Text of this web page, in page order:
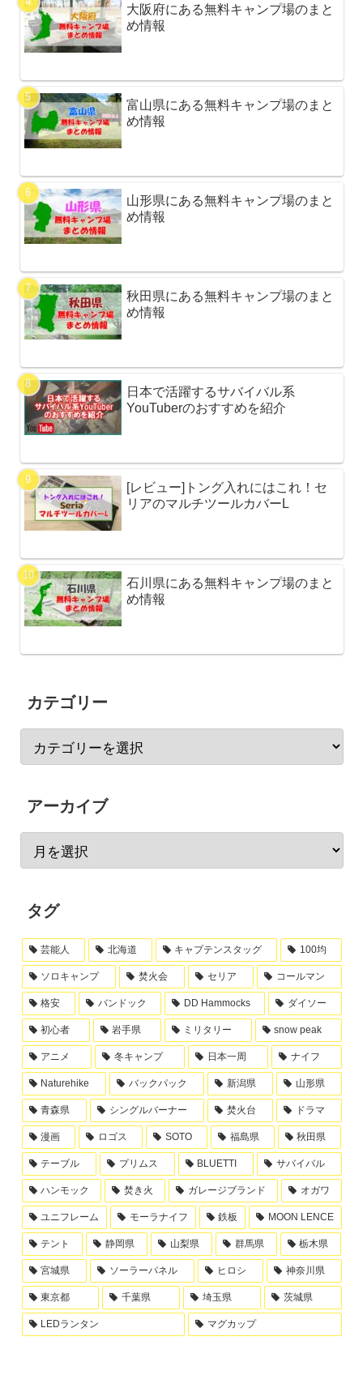
大阪府にある無料キャンプ場のまと
め情報
富山県にある無料キャンプ場のまと
め情報
山形県にある無料キャンプ場のまと
め情報
秋田県にある無料キャンプ場のまと
め情報
日本で活躍するサバイバル系
YouTuberのおすすめを紹介
[レビュー]トング入れにはこれ！セ
リアのマルチツールカバーL
石川県にある無料キャンプ場のまと
め情報
カテゴリー
アーカイブ
タグ
芸能人 北海道 キャプテンスタッグ 100均
ソロキャンプ 焚火会 セリア コールマン
格安 バンドック DD Hammocks ダイソー
初心者 岩手県 ミリタリー snow peak
アニメ 冬キャンプ 日本一周 ナイフ
Naturehike バックパック 新潟県 山形県
青森県 シングルバーナー 焚火台 ドラマ
漫画 ロゴス SOTO 福島県 秋田県
テーブル プリムス BLUETTI サバイバル
ハンモック 焚き火 ガレージブランド オガワ
ユニフレーム モーラナイフ 鉄板 MOON LENCE
テント 静岡県 山梨県 群馬県 栃木県
宮城県 ソーラーパネル ヒロシ 神奈川県
東京都 千葉県 埼玉県 茨城県
LEDランタン マグカップ